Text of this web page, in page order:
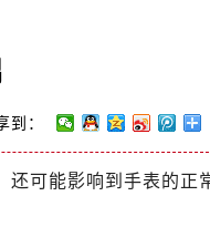
室（需提前预约）
预约）
到：
还可能影响到手表的正